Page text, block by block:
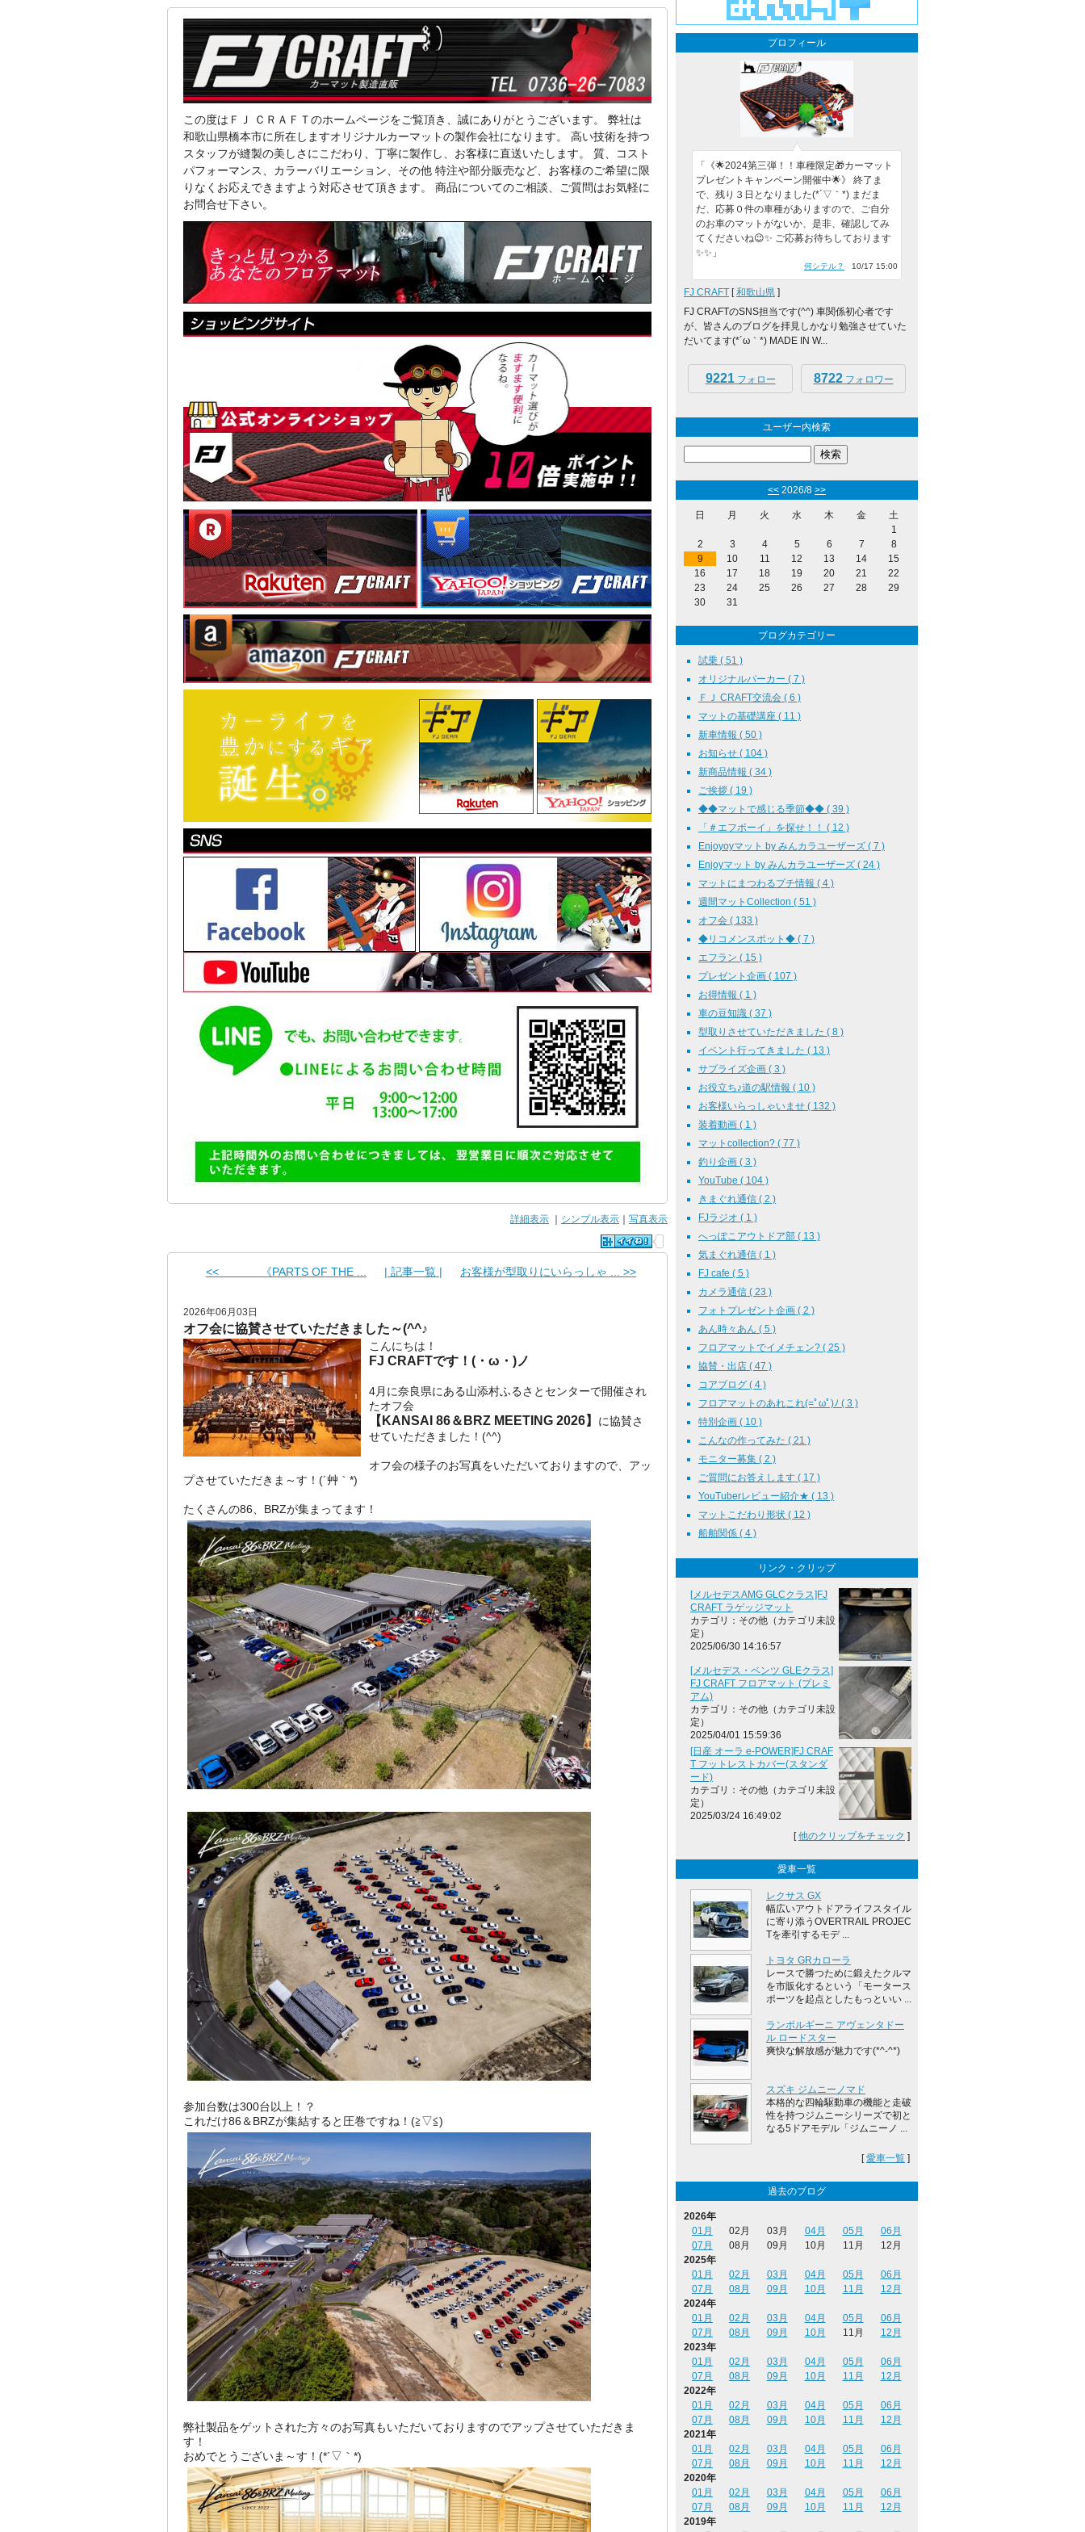
この度はＦＪ ＣＲＡＦＴのホームページをご覧頂き、誠にありがとうございます。 弊社は
和歌山県橋本市に所在しますオリジナルカーマットの製作会社になります。 高い技術を持つ
スタッフが縫製の美しさにこだわり、丁寧に製作し、お客様に直送いたします。 質、コスト
パフォーマンス、カラーバリエーション、その他 特注や部分販売など、お客様のご希望に限
りなくお応えできますよう対応させて頂きます。 商品についてのご相談、ご質問はお気軽に
お問合せ下さい。
詳細表示 シンプル表示 写真表示
<< 《PARTS OF THE ... | 記事一覧 | お客様が型取りにいらっしゃ ... >>
2026年06月03日
オフ会に協賛させていただきました～(^^♪
こんにちは！
FJ CRAFTです！(・ω・)ノ
4月に奈良県にある山添村ふるさとセンターで開催され
たオフ会
【KANSAI 86＆BRZ MEETING 2026】 に協賛さ
せていただきました！(^^)
オフ会の様子のお写真をいただいておりますので、アッ
プさせていただきま～す！(´艸｀*)
たくさんの86、BRZが集まってます！
参加台数は300台以上！？
これだけ86＆BRZが集結すると圧巻ですね！(≧▽≦)
弊社製品をゲットされた方々のお写真もいただいておりますのでアップさせていただきま
す！
おめでとうございま～す！(*´▽｀*)
プロフィール
「《🌟2024第三弾！！車種限定🎁カーマット
プレゼントキャンペーン開催中🌟》 終了ま
で、残り３日となりました(*´▽｀*) まだま
だ、応募０件の車種がありますので、ご自分
のお車のマットがないか、是非、確認してみ
てくださいね😉✨ ご応募お待ちしております
✨✨」
何シテル？ 10/17 15:00
FJ CRAFT [和歌山県 ]
FJ CRAFTのSNS担当です(^^) 車関係初心者です
が、皆さんのブログを拝見しかなり勉強させていた
だいてます(*´ω｀*) MADE IN W...
9221フォロー 8722フォロワー
ユーザー内検索
<< 2026/8 >>
日 月 火 水 木 金
土
1
2
3 4 5 6 7
8
9
10 11 12 13 14
15
16
17 18 19 20 21
22
23
24 25 26 27 28
29
30
31
ブログカテゴリー
試乗 ( 51 )
オリジナルパーカー ( 7 )
ＦＪ CRAFT交流会 ( 6 )
マットの基礎講座 ( 11 )
新車情報 ( 50 )
お知らせ ( 104 )
新商品情報 ( 34 )
ご挨拶 ( 19 )
◆◆マットで感じる季節◆◆ ( 39 )
「＃エフボーイ」を探せ！！ ( 12 )
Enjoyoyマット by みんカラユーザーズ ( 7 )
Enjoyマット by みんカラユーザーズ ( 24 )
マットにまつわるプチ情報 ( 4 )
週間マットCollection ( 51 )
オフ会 ( 133 )
◆リコメンスポット◆ ( 7 )
エフラン ( 15 )
プレゼント企画 ( 107 )
お得情報 ( 1 )
車の豆知識 ( 37 )
型取りさせていただきました ( 8 )
イベント行ってきました ( 13 )
サプライズ企画 ( 3 )
お役立ち♪道の駅情報 ( 10 )
お客様いらっしゃいませ ( 132 )
装着動画 ( 1 )
マットcollection? ( 77 )
釣り企画 ( 3 )
YouTube ( 104 )
きまぐれ通信 ( 2 )
FJラジオ ( 1 )
へっぽこアウトドア部 ( 13 )
気まぐれ通信 ( 1 )
FJ cafe ( 5 )
カメラ通信 ( 23 )
フォトプレゼント企画 ( 2 )
あん時々あん ( 5 )
フロアマットでイメチェン? ( 25 )
協賛・出店 ( 47 )
コアブログ ( 4 )
フロアマットのあれこれ(=ﾟωﾟ)ﾉ ( 3 )
特別企画 ( 10 )
こんなの作ってみた ( 21 )
モニター募集 ( 2 )
ご質問にお答えします ( 17 )
YouTuberレビュー紹介★ ( 13 )
マットこだわり形状 ( 12 )
船舶関係 ( 4 )
リンク・クリップ
[メルセデスAMG GLCクラス]FJ
CRAFT ラゲッジマット
カテゴリ：その他（カテゴリ未設
定）
2025/06/30 14:16:57
[メルセデス・ベンツ GLEクラス]
FJ CRAFT フロアマット (プレミ
アム)
カテゴリ：その他（カテゴリ未設
定）
2025/04/01 15:59:36
[日産 オーラ e-POWER]FJ CRAF
T フットレストカバー(スタンダ
ード)
カテゴリ：その他（カテゴリ未設
定）
2025/03/24 16:49:02
[他のクリップをチェック ]
愛車一覧
レクサス GX
幅広いアウトドアライフスタイル
に寄り添うOVERTRAIL PROJEC
Tを牽引するモデ ...
トヨタ GRカローラ
レースで勝つために鍛えたクルマ
を市販化するという「モータース
ポーツを起点としたもっといい ...
ランボルギーニ アヴェンタドー
ル ロードスター
爽快な解放感が魅力です(*^-^*)
スズキ ジムニーノマド
本格的な四輪駆動車の機能と走破
性を持つジムニーシリーズで初と
なる5ドアモデル「ジムニーノ ...
[愛車一覧 ]
過去のブログ
2026年
01月
02月 03月 04月 05月
06月
07月
08月 09月 10月 11月
12月
2025年
01月
02月 03月 04月 05月
06月
07月
08月 09月 10月 11月
12月
2024年
01月
02月 03月 04月 05月
06月
07月
08月 09月 10月 11月
12月
2023年
01月
02月 03月 04月 05月
06月
07月
08月 09月 10月 11月
12月
2022年
01月
02月 03月 04月 05月
06月
07月
08月 09月 10月 11月
12月
2021年
01月
02月 03月 04月 05月
06月
07月
08月 09月 10月 11月
12月
2020年
01月
02月 03月 04月 05月
06月
07月
08月 09月 10月 11月
12月
2019年